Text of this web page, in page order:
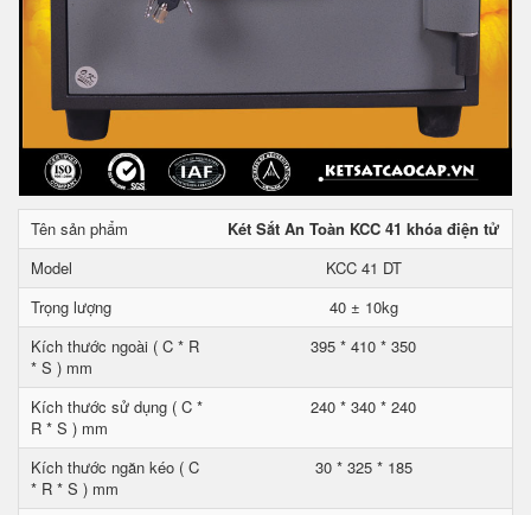
Tên sản phẩm
Két Sắt An Toàn KCC 41 khóa điện tử
Model
KCC 41 DT
Trọng lượng
40 ± 10kg
Kích thước ngoài ( C * R
* S ) mm
395 * 410 * 350
Kích thước sử dụng ( C *
R * S ) mm
240 * 340 * 240
Kích thước ngăn kéo ( C
* R * S ) mm
30 * 325 * 185